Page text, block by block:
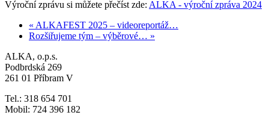
Výroční zprávu si můžete přečíst zde: ALKA - výroční zpráva 2024
« ALKAFEST 2025 – videoreportáž…
Rozšiřujeme tým – výběrové… »
ALKA, o.p.s.
Podbrdská 269
261 01 Příbram V
Tel.: 318 654 701
Mobil: 724 396 182